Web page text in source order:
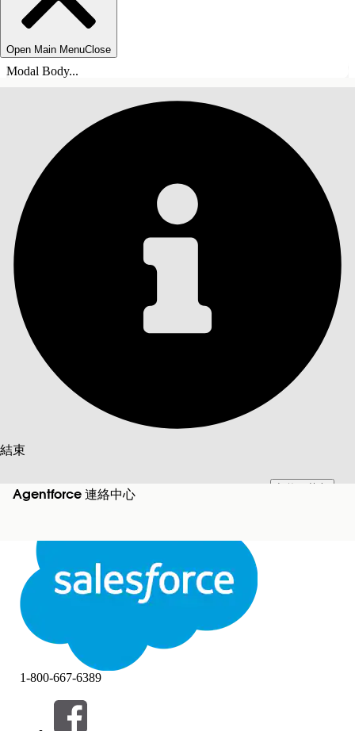
Open Main MenuClose
Modal Body...
結束
此文已使用 Salesforce 機器翻譯系統翻譯。更多詳細資料請參見
結束
Agentforce 連絡中心
目錄
篩選器 (0)
1-800-667-6389